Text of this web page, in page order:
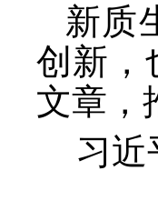
新质
创新，
文章，
习近